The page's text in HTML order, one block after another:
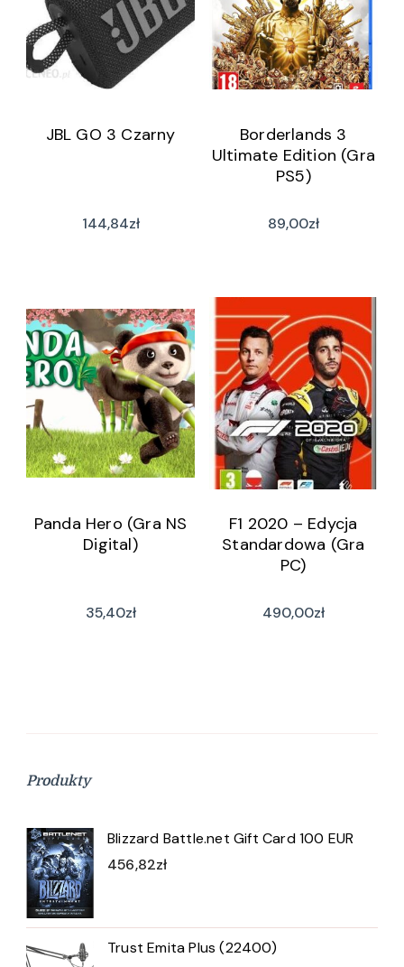
JBL GO 3 Czarny
144,84zł
Borderlands 3
Ultimate Edition (Gra
PS5)
89,00zł
Panda Hero (Gra NS
Digital)
35,40zł
F1 2020 – Edycja
Standardowa (Gra
PC)
490,00zł
Produkty
Blizzard Battle.net Gift Card 100 EUR
456,82zł
Trust Emita Plus (22400)